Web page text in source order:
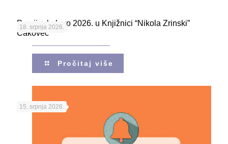
18. srpnja 2026.
Porcijunkolovo 2026. u Knjižnici “Nikola Zrinski”
Čakovec
Pročitaj više
15. srpnja 2026.